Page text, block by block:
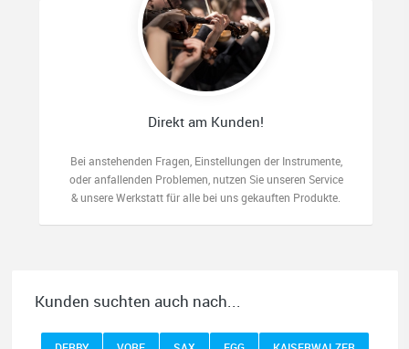
Direkt am Kunden!
Bei anstehenden Fragen, Einstellungen der Instrumente,
oder anfallenden Problemen, nutzen Sie unseren Service
& unsere Werkstatt für alle bei uns gekauften Produkte.
Kunden suchten auch nach...
Beratung, sehr freundlich und aufmerksam. Hier wird man nicht
über den Tisch gezogen sondern ehrlich behandelt. Ich kann nur
beim Fachmann zu kaufen.. Kommen gern wieder...